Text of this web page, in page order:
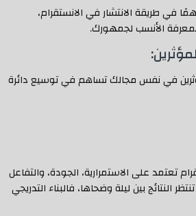
في طريقة الانتشار في الانستقرام،
الأنسب لجمهورك.
في نفس مجالك تساهم في توسيع دائرة
تعتمد على الاستمرارية، الجودة، والتفاعل
النتائج بين ليلة وضحاها، فالبناء التدريجي